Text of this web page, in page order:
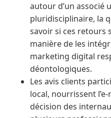
autour d’un associé
pluridisciplinaire, la
savoir si ces retours
manière de les
marketing digital
déontologiques.
Les avis clients
local, nourrissent
décision des